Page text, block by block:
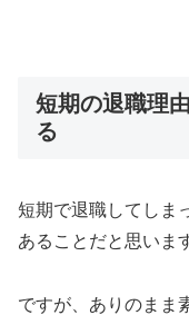
短期の退職理
る
短期で退職してしま
あることだと思いま
ですが、ありのまま